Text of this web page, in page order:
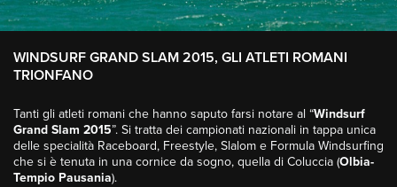
WINDSURF GRAND SLAM 2015, GLI ATLETI ROMANI
TRIONFANO
Tanti gli atleti romani che hanno saputo farsi notare al “Windsurf
Grand Slam 2015”. Si tratta dei campionati nazionali in tappa unica
delle specialità Raceboard, Freestyle, Slalom e Formula Windsurfing
che si è tenuta in una cornice da sogno, quella di Coluccia (Olbia-
Tempio Pausania).